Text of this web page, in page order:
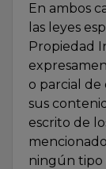
En ambos
las leyes
Propiedad
o parcial de
sus
escrito de
ningún tipo